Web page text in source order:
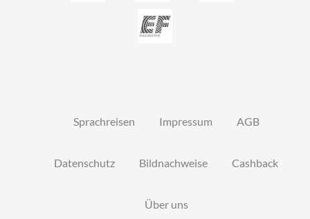
Sprachreisen Impressum AGB
Datenschutz Bildnachweise Cashback
Über uns